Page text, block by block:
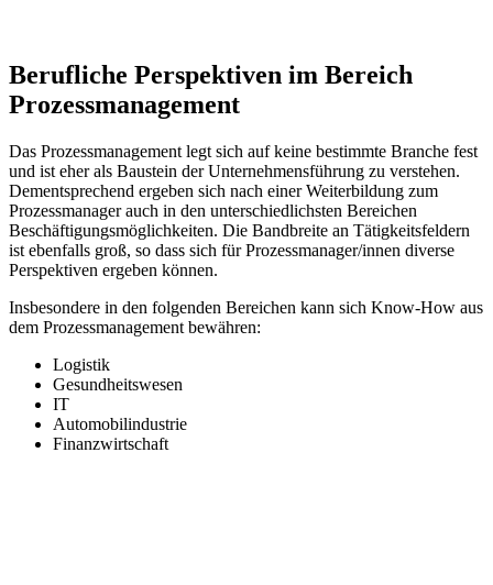
Berufliche Perspektiven im Bereich
Prozessmanagement
Das Prozessmanagement legt sich auf keine bestimmte Branche fest
und ist eher als Baustein der Unternehmensführung zu verstehen.
Dementsprechend ergeben sich nach einer Weiterbildung zum
Prozessmanager auch in den unterschiedlichsten Bereichen
Beschäftigungsmöglichkeiten. Die Bandbreite an Tätigkeitsfeldern
ist ebenfalls groß, so dass sich für Prozessmanager/innen diverse
Perspektiven ergeben können.
Insbesondere in den folgenden Bereichen kann sich Know-How aus
dem Prozessmanagement bewähren:
Logistik
Gesundheitswesen
IT
Automobilindustrie
Finanzwirtschaft